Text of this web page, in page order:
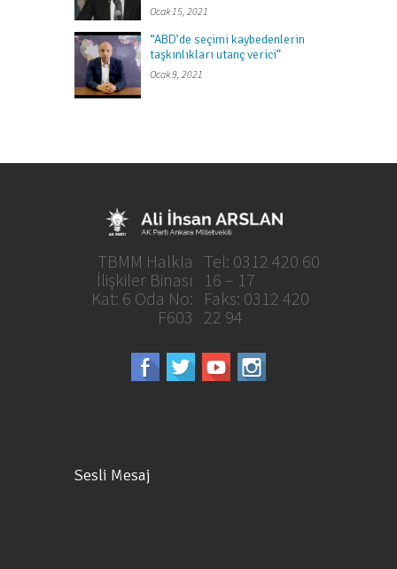
Ocak 15, 2021
“ABD’de seçimi kaybedenlerin
taşkınlıkları utanç verici”
Ocak 9, 2021
Tel: 0312 420 60
16 – 17
Faks: 0312 420
22 94
TBMM Halkla
İlişkiler Binası
Kat: 6 Oda No:
F603
Sesli Mesaj